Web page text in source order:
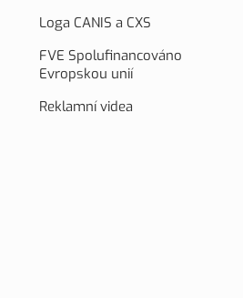
Loga CANIS a CXS
FVE Spolufinancováno
Evropskou unií
Reklamní videa